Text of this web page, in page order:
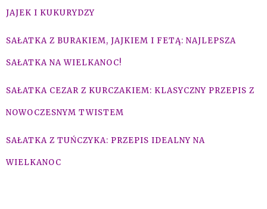
JAJEK I KUKURYDZY
SAŁATKA Z BURAKIEM, JAJKIEM I FETĄ: NAJLEPSZA
SAŁATKA NA WIELKANOC!
SAŁATKA CEZAR Z KURCZAKIEM: KLASYCZNY PRZEPIS Z
NOWOCZESNYM TWISTEM
SAŁATKA Z TUŃCZYKA: PRZEPIS IDEALNY NA
WIELKANOC